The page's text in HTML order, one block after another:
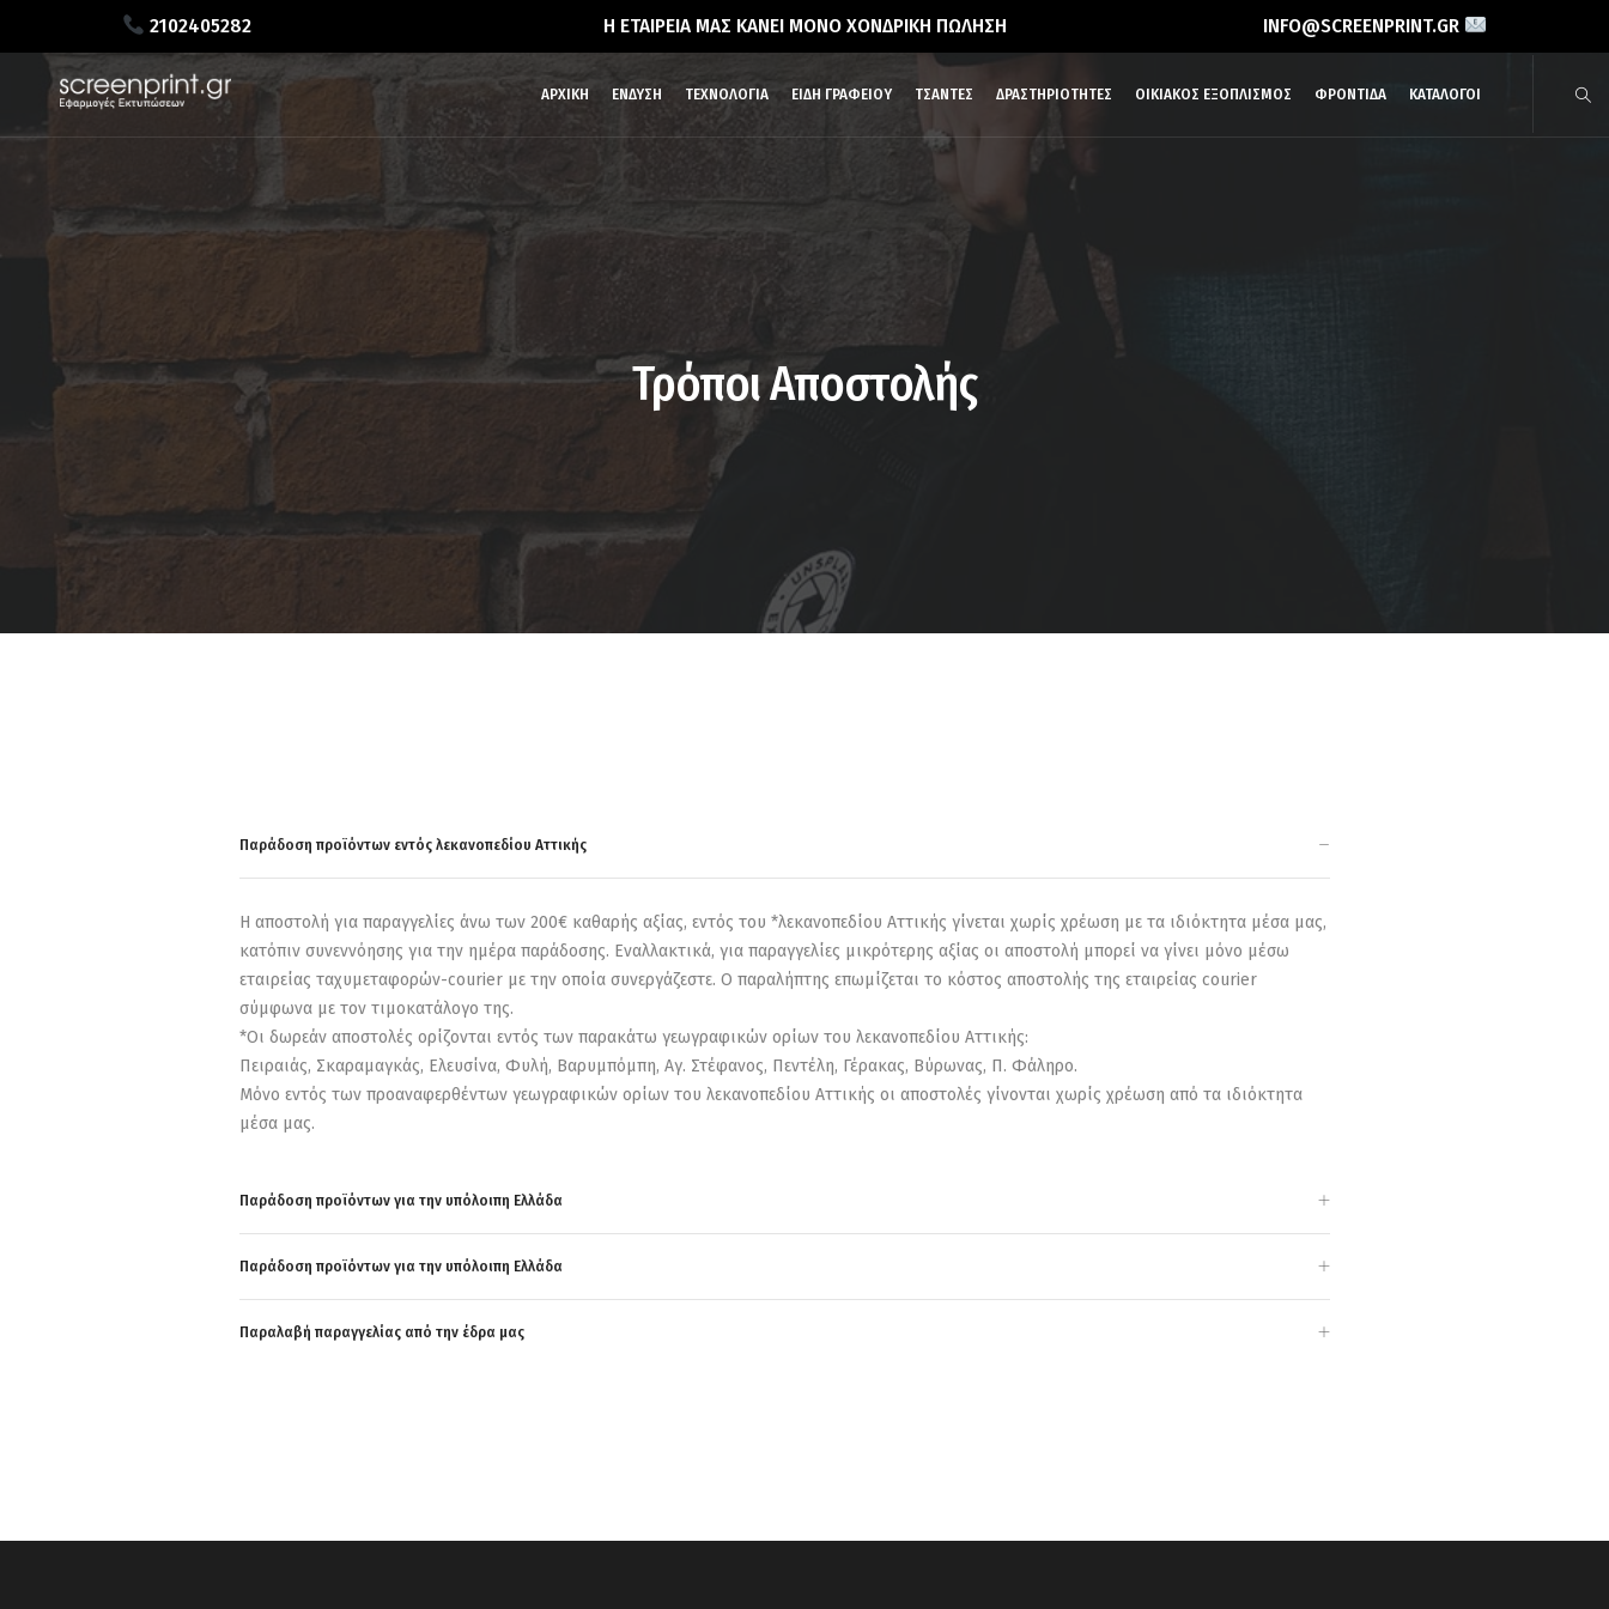
2102405282 Η ΕΤΑΙΡΕΙΑ ΜΑΣ ΚΑΝΕΙ ΜΟΝΟ ΧΟΝΔΡΙΚΗ ΠΩΛΗΣΗ INFO@SCREENPRINT.GR
ΑΡΧΙΚΗ ΕΝΔΥΣΗ ΤΕΧΝΟΛΟΓΙΑ ΕΙΔΗ ΓΡΑΦΕΙΟΥ ΤΣΑΝΤΕΣ ΔΡΑΣΤΗΡΙΟΤΗΤΕΣ ΟΙΚΙΑΚΟΣ ΕΞΟΠΛΙΣΜΟΣ ΦΡΟΝΤΙΔΑ ΚΑΤΑΛΟΓΟΙ
Τρόποι Αποστολής
Παράδοση προϊόντων εντός λεκανοπεδίου Αττικής
Η αποστολή για παραγγελίες άνω των 200€ καθαρής αξίας, εντός του *λεκανοπεδίου Αττικής γίνεται χωρίς χρέωση με τα ιδιόκτητα μέσα μας,
κατόπιν συνεννόησης για την ημέρα παράδοσης. Εναλλακτικά, για παραγγελίες μικρότερης αξίας οι αποστολή μπορεί να γίνει μόνο μέσω
εταιρείας ταχυμεταφορών-courier με την οποία συνεργάζεστε. Ο παραλήπτης επωμίζεται το κόστος αποστολής της εταιρείας courier
σύμφωνα με τον τιμοκατάλογο της.
*Οι δωρεάν αποστολές ορίζονται εντός των παρακάτω γεωγραφικών ορίων του λεκανοπεδίου Αττικής:
Πειραιάς, Σκαραμαγκάς, Ελευσίνα, Φυλή, Βαρυμπόμπη, Αγ. Στέφανος, Πεντέλη, Γέρακας, Βύρωνας, Π. Φάληρο.
Μόνο εντός των προαναφερθέντων γεωγραφικών ορίων του λεκανοπεδίου Αττικής οι αποστολές γίνονται χωρίς χρέωση από τα ιδιόκτητα
μέσα μας.
Παράδοση προϊόντων για την υπόλοιπη Ελλάδα
Παράδοση προϊόντων για την υπόλοιπη Ελλάδα
Παραλαβή παραγγελίας από την έδρα μας